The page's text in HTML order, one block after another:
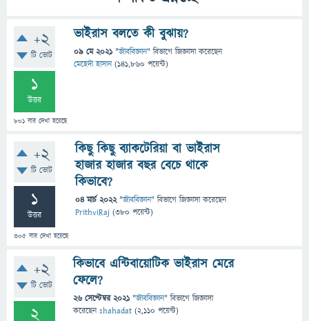
+2
টি ভোট
1
উত্তর
801 বার দেখা হয়েছে
ভাইরাস বলতে কী বুঝায়?
09 মে 2021 "জীববিজ্ঞান" বিভাগে জিজ্ঞাসাকরেছেন
মেহেদী হাসান (141,860 পয়েন্ট)
+2
টি ভোট
1
উত্তর
305 বার দেখা হয়েছে
কিছু কিছু ব্যাকটেরিয়া বা ভাইরাস
হাজার হাজার বছর বেচে থাকে
কিভাবে?
04 মার্চ 2022 "জীববিজ্ঞান" বিভাগে জিজ্ঞাসাকরেছেন
PrithviRaj (380 পয়েন্ট)
+2
টি ভোট
2
কিভাবে এন্টিবায়োটিক ভাইরাস মেরে
ফেলে?
26 সেপ্টেম্বর 2021 "জীববিজ্ঞান" বিভাগে জিজ্ঞাসা
করেছেনshahadat (2,110 পয়েন্ট)